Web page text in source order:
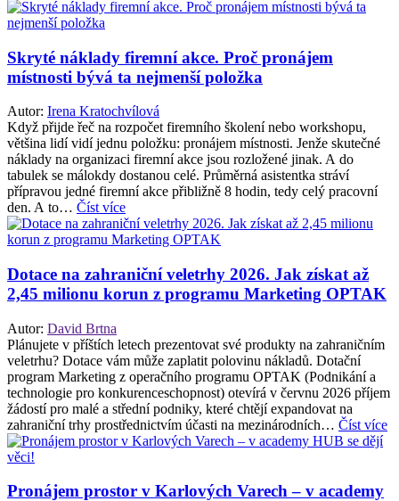
Skryté náklady firemní akce. Proč pronájem
místnosti bývá ta nejmenší položka
Autor: Irena Kratochvílová
Když přijde řeč na rozpočet firemního školení nebo workshopu,
většina lidí vidí jednu položku: pronájem místnosti. Jenže skutečné
náklady na organizaci firemní akce jsou rozložené jinak. A do
tabulek se málokdy dostanou celé. Průměrná asistentka stráví
přípravou jedné firemní akce přibližně 8 hodin, tedy celý pracovní
den. A to… Číst více
Dotace na zahraniční veletrhy 2026. Jak získat až
2,45 milionu korun z programu Marketing OPTAK
Autor: David Brtna
Plánujete v příštích letech prezentovat své produkty na zahraničním
veletrhu? Dotace vám může zaplatit polovinu nákladů. Dotační
program Marketing z operačního programu OPTAK (Podnikání a
technologie pro konkurenceschopnost) otevírá v červnu 2026 příjem
žádostí pro malé a střední podniky, které chtějí expandovat na
zahraniční trhy prostřednictvím účasti na mezinárodních… Číst více
Pronájem prostor v Karlových Varech – v academy